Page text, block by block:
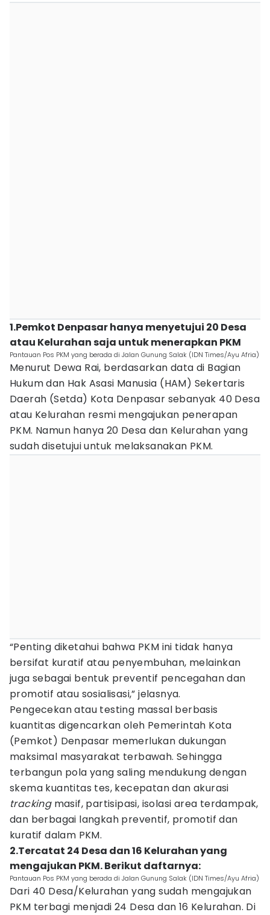
1.Pemkot Denpasar hanya menyetujui 20 Desa
atau Kelurahan saja untuk menerapkan PKM
Pantauan Pos PKM yang berada di Jalan Gunung Salak (IDN Times/Ayu Afria)
Menurut Dewa Rai, berdasarkan data di Bagian
Hukum dan Hak Asasi Manusia (HAM) Sekertaris
Daerah (Setda) Kota Denpasar sebanyak 40 Desa
atau Kelurahan resmi mengajukan penerapan
PKM. Namun hanya 20 Desa dan Kelurahan yang
sudah disetujui untuk melaksanakan PKM.
“Penting diketahui bahwa PKM ini tidak hanya
bersifat kuratif atau penyembuhan, melainkan
juga sebagai bentuk preventif pencegahan dan
promotif atau sosialisasi,” jelasnya.
Pengecekan atau testing massal berbasis
kuantitas digencarkan oleh Pemerintah Kota
(Pemkot) Denpasar memerlukan dukungan
maksimal masyarakat terbawah. Sehingga
terbangun pola yang saling mendukung dengan
skema kuantitas tes, kecepatan dan akurasi
tracking masif, partisipasi, isolasi area terdampak,
dan berbagai langkah preventif, promotif dan
kuratif dalam PKM.
2.Tercatat 24 Desa dan 16 Kelurahan yang
mengajukan PKM. Berikut daftarnya:
Pantauan Pos PKM yang berada di Jalan Gunung Salak (IDN Times/Ayu Afria)
Dari 40 Desa/Kelurahan yang sudah mengajukan
PKM terbagi menjadi 24 Desa dan 16 Kelurahan. Di